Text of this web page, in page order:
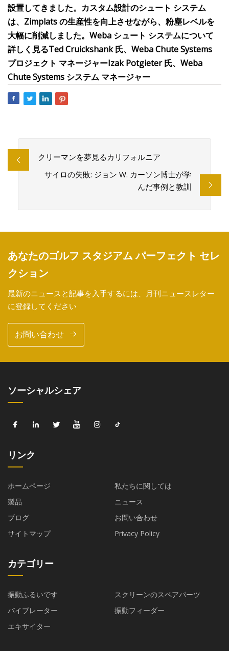
設置してきました。 カスタム設計のシュート システム
は、Zimplats の生産性を向上させながら、粉塵レベルを
大幅に削減しました。 Weba シュート システムについて
詳しく見るTed Cruickshank 氏、Weba Chute Systems
プロジェクト マネージャーIzak Potgieter 氏、Weba
Chute Systems システム マネージャー
クリーマンを夢見るカリフォルニア
サイロの失敗: ジョン W. カーソン博士が学
んだ事例と教訓
あなたのゴルフ スタジアム パーフェクト セレ
クション
最新のニュースと記事を入手するには、月刊ニュースレター
に登録してください
お問い合わせ
ソーシャルシェア
リンク
ホームページ
私たちに関しては
製品
ニュース
ブログ
お問い合わせ
サイトマップ
Privacy Policy
カテゴリー
振動ふるいです
スクリーンのスペアパーツ
バイブレーター
振動フィーダー
エキサイター